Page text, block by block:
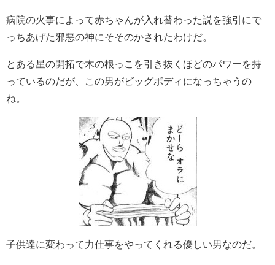
病院の火事によって赤ちゃんが入れ替わった説を強引にで
っちあげた邪悪の神にそそのかされたわけだ。
とある星の開拓で木の根っこを引き抜くほどのパワーを持
っているのだが、この男がビッグボディになっちゃうの
ね。
子供達に変わって力仕事をやってくれる優しい男なのだ。